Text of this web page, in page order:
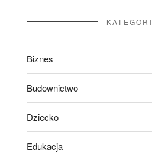
Biznes
Budownictwo
Dziecko
Edukacja